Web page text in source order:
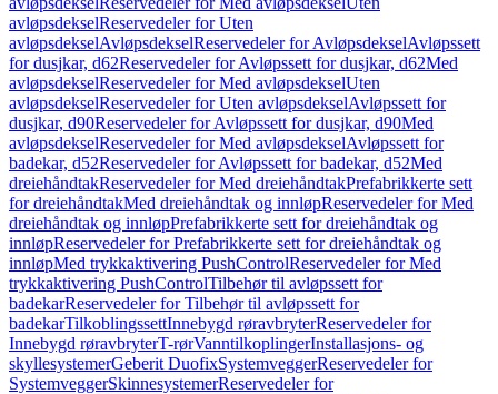
avløpsdekselReservedeler for Uten
avløpsdekselAvløpsdekselReservedeler for AvløpsdekselAvløpssett
for dusjkar, d62Reservedeler for Avløpssett for dusjkar, d62Med
avløpsdekselReservedeler for Med avløpsdekselUten
avløpsdekselReservedeler for Uten avløpsdekselAvløpssett for
dusjkar, d90Reservedeler for Avløpssett for dusjkar, d90Med
avløpsdekselReservedeler for Med avløpsdekselAvløpssett for
badekar, d52Reservedeler for Avløpssett for badekar, d52Med
dreiehåndtakReservedeler for Med dreiehåndtakPrefabrikkerte sett
for dreiehåndtakMed dreiehåndtak og innløpReservedeler for Med
dreiehåndtak og innløpPrefabrikkerte sett for dreiehåndtak og
innløpReservedeler for Prefabrikkerte sett for dreiehåndtak og
innløpMed trykkaktivering PushControlReservedeler for Med
trykkaktivering PushControlTilbehør til avløpssett for
badekarReservedeler for Tilbehør til avløpssett for
badekarTilkoblingssettInnebygd røravbryterReservedeler for
Innebygd røravbryterT-rørVanntilkoplingerInstallasjons- og
skyllesystemerGeberit DuofixSystemveggerReservedeler for
SystemveggerSkinnesystemerReservedeler for